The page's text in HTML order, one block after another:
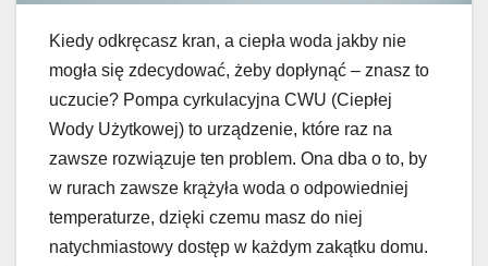
Kiedy odkręcasz kran, a ciepła woda jakby nie
mogła się zdecydować, żeby dopłynąć – znasz to
uczucie? Pompa cyrkulacyjna CWU (Ciepłej
Wody Użytkowej) to urządzenie, które raz na
zawsze rozwiązuje ten problem. Ona dba o to, by
w rurach zawsze krążyła woda o odpowiedniej
temperaturze, dzięki czemu masz do niej
natychmiastowy dostęp w każdym zakątku domu.